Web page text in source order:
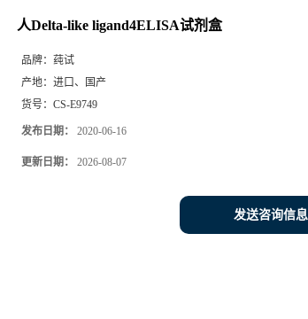
人Delta-like ligand4ELISA试剂盒
品牌： 莼试
产地： 进口、国产
货号： CS-E9749
发布日期： 2020-06-16
更新日期： 2026-08-07
发送咨询信息